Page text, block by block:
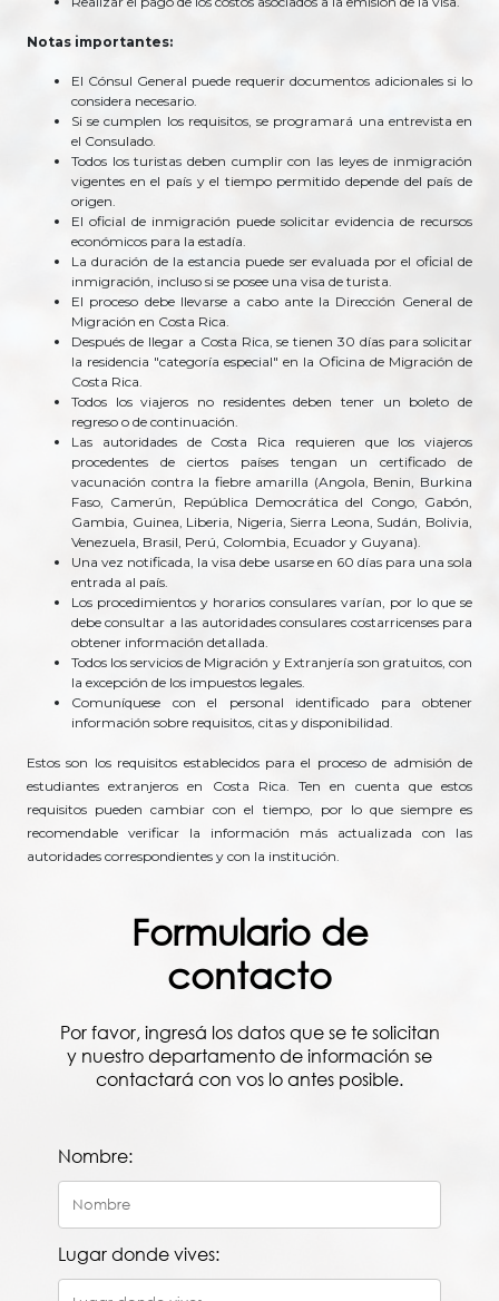
Notas importantes:
El Cónsul General puede requerir documentos adicionales si lo
considera necesario.
Si se cumplen los requisitos, se programará una entrevista en
el Consulado.
Todos los turistas deben cumplir con las leyes de inmigración
vigentes en el país y el tiempo permitido depende del país de
origen.
El oficial de inmigración puede solicitar evidencia de recursos
económicos para la estadía.
La duración de la estancia puede ser evaluada por el oficial de
inmigración, incluso si se posee una visa de turista.
El proceso debe llevarse a cabo ante la Dirección General de
Migración en Costa Rica.
Después de llegar a Costa Rica, se tienen 30 días para solicitar
la residencia "categoría especial" en la Oficina de Migración de
Costa Rica.
Todos los viajeros no residentes deben tener un boleto de
regreso o de continuación.
Las autoridades de Costa Rica requieren que los viajeros
procedentes de ciertos países tengan un certificado de
vacunación contra la fiebre amarilla (Angola, Benin, Burkina
Faso, Camerún, República Democrática del Congo, Gabón,
Gambia, Guinea, Liberia, Nigeria, Sierra Leona, Sudán, Bolivia,
Venezuela, Brasil, Perú, Colombia, Ecuador y Guyana).
Una vez notificada, la visa debe usarse en 60 días para una sola
entrada al país.
Los procedimientos y horarios consulares varían, por lo que se
debe consultar a las autoridades consulares costarricenses para
obtener información detallada.
Todos los servicios de Migración y Extranjería son gratuitos, con
la excepción de los impuestos legales.
Comuníquese con el personal identificado para obtener
información sobre requisitos, citas y disponibilidad.
Estos son los requisitos establecidos para el proceso de admisión de
estudiantes extranjeros en Costa Rica. Ten en cuenta que estos
requisitos pueden cambiar con el tiempo, por lo que siempre es
recomendable verificar la información más actualizada con las
autoridades correspondientes y con la institución.